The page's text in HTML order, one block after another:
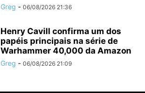
Greg - 06/08/2026 21:36
Henry Cavill confirma um dos
papéis principais na série de
Warhammer 40,000 da Amazon
Greg - 06/08/2026 21:09